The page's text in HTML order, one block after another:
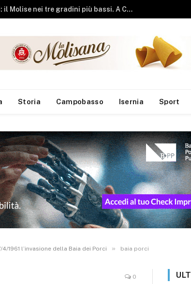
Vendeva pizza e kebab senza autorizzazioni amministrative, chiuso locale del centro
Storia Campobasso Isernia Sport
4/1961 l’invasione della Baia dei Porci » baia porci
0